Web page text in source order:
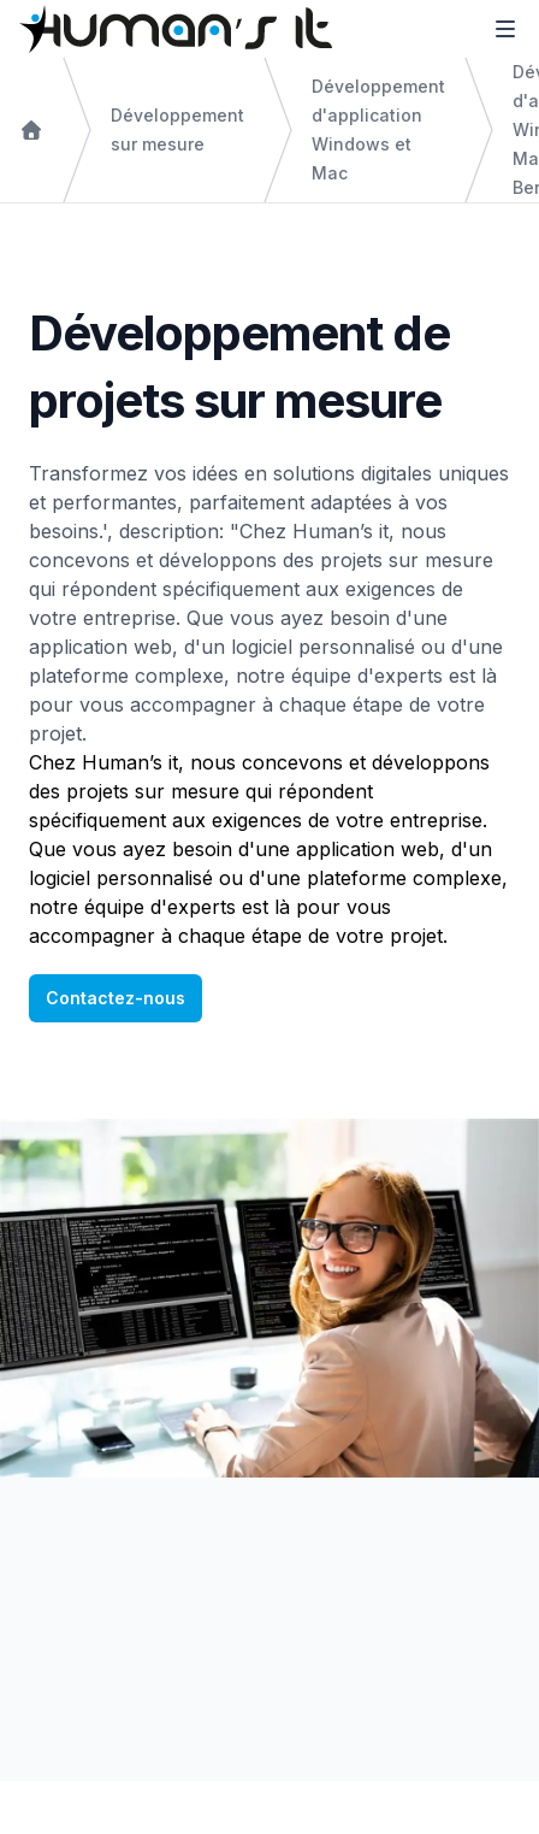
Développement
sur mesure
Développement
d'application
Windows et
Mac
Développement de
projets sur mesure
Transformez vos idées en solutions digitales uniques
et performantes, parfaitement adaptées à vos
besoins.', description: "Chez Human’s it, nous
concevons et développons des projets sur mesure
qui répondent spécifiquement aux exigences de
votre entreprise. Que vous ayez besoin d'une
application web, d'un logiciel personnalisé ou d'une
plateforme complexe, notre équipe d'experts est là
pour vous accompagner à chaque étape de votre
projet.
Chez Human’s it, nous concevons et développons
des projets sur mesure qui répondent
spécifiquement aux exigences de votre entreprise.
Que vous ayez besoin d'une application web, d'un
logiciel personnalisé ou d'une plateforme complexe,
notre équipe d'experts est là pour vous
accompagner à chaque étape de votre projet.
Contactez-nous